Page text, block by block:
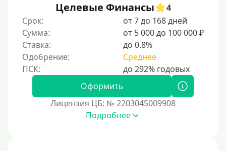
150000 руб
200000 руб
250000 руб
300000 руб
500000 руб
Мини займы
Целевые Финансы
4
Срок:
от 7 до 168 дней
Сумма:
от 5 000 до 100 000 ₽
Ставка:
до 0.8%
Одобрение:
Среднее
Оформить
Лицензия ЦБ: № 2203045009908
Подробнее